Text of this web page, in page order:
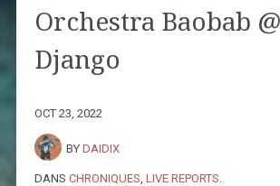
Orchestra Baobab
Django
OCT 23, 2022
BY DAIDIX
DANS CHRONIQUES LIVE REPORTS